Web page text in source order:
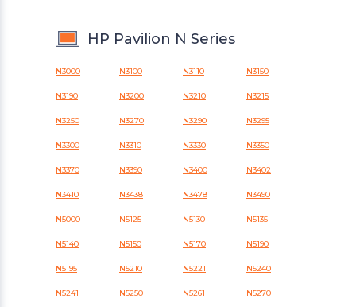
HP Pavilion N Series
N3000 N3100 N3110 N3150
N3190 N3200 N3210 N3215
N3250 N3270 N3290 N3295
N3300 N3310 N3330 N3350
N3370 N3390 N3400 N3402
N3410 N3438 N3478 N3490
N5000 N5125 N5130 N5135
N5140 N5150 N5170 N5190
N5195 N5210 N5221 N5240
N5241 N5250 N5261 N5270